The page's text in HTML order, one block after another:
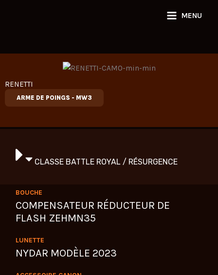
MENU
RENETTI
ARME DE POINGS - MW3
CLASSE BATTLE ROYAL / RÉSURGENCE
BOUCHE
COMPENSATEUR RÉDUCTEUR DE
FLASH ZEHMN35
LUNETTE
NYDAR MODÈLE 2023